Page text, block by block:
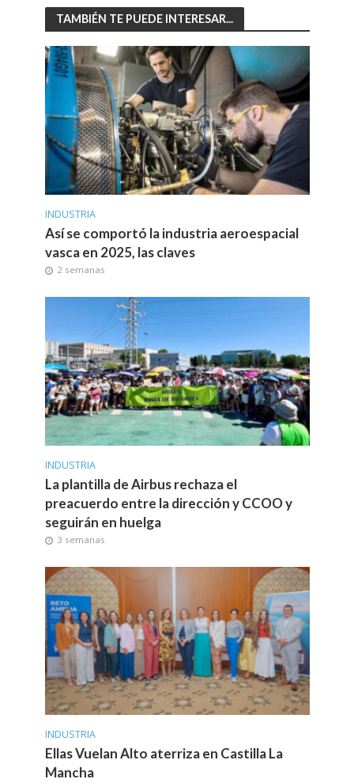
TAMBIÉN TE PUEDE INTERESAR...
INDUSTRIA
Así se comportó la industria aeroespacial
vasca en 2025, las claves
2 semanas
INDUSTRIA
La plantilla de Airbus rechaza el
preacuerdo entre la dirección y CCOO y
seguirán en huelga
3 semanas
INDUSTRIA
Ellas Vuelan Alto aterriza en Castilla La
Mancha